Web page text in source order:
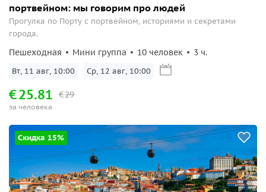
портвейном: мы говорим про людей
Прогулка по Порту с портвейном, историями и секретами
города.
Пешеходная Мини группа 10 человек 3 ч.
Вт, 11 авг, 10:00 Ср, 12 авг, 10:00
€29
€25.81
за человека
Скидка 15%